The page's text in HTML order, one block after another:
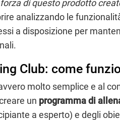
di questo prodotto
analizzando le
a disposizione per
Club: come
molto semplice e al
un programma di
a esperto) e degli